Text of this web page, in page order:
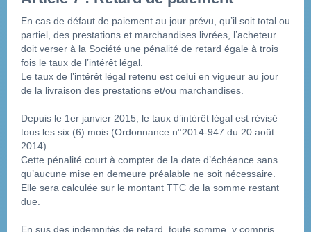
En cas de défaut de paiement au jour prévu, qu’il soit total ou
partiel, des prestations et marchandises livrées, l’acheteur
doit verser à la Société une pénalité de retard égale à trois
fois le taux de l’intérêt légal.
Le taux de l’intérêt légal retenu est celui en vigueur au jour
de la livraison des prestations et/ou marchandises.
Depuis le 1er janvier 2015, le taux d’intérêt légal est révisé
tous les six (6) mois (Ordonnance n°2014-947 du 20 août
2014).
Cette pénalité court à compter de la date d’échéance sans
qu’aucune mise en demeure préalable ne soit nécessaire.
Elle sera calculée sur le montant TTC de la somme restant
due.
En sus des indemnités de retard, toute somme, y compris